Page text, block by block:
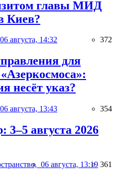
главы МИД
Киев?
06 августа, 14:32 372
для
несёт указ?
06 августа, 13:43 354
3–5 августа 2026
06 августа, 13:19 361